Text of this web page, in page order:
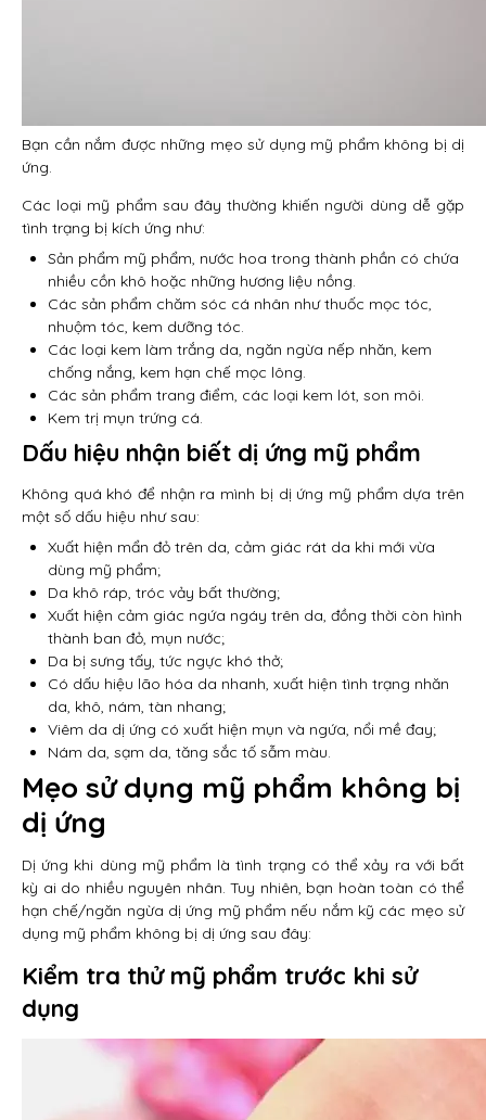
Bạn cần nắm được những mẹo sử dụng mỹ phẩm không bị dị
ứng.
Các loại mỹ phẩm sau đây thường khiến người dùng dễ gặp
tình trạng bị kích ứng như:
Sản phẩm mỹ phẩm, nước hoa trong thành phần có chứa
nhiều cồn khô hoặc những hương liệu nồng.
Các sản phẩm chăm sóc cá nhân như thuốc mọc tóc,
nhuộm tóc, kem dưỡng tóc.
Các loại kem làm trắng da, ngăn ngừa nếp nhăn, kem
chống nắng, kem hạn chế mọc lông.
Các sản phẩm trang điểm, các loại kem lót, son môi.
Kem trị mụn trứng cá.
Dấu hiệu nhận biết dị ứng mỹ phẩm
Không quá khó để nhận ra mình bị dị ứng mỹ phẩm dựa trên
một số dấu hiệu như sau:
Xuất hiện mẩn đỏ trên da, cảm giác rát da khi mới vừa
dùng mỹ phẩm;
Da khô ráp, tróc vảy bất thường;
Xuất hiện cảm giác ngứa ngáy trên da, đồng thời còn hình
thành ban đỏ, mụn nước;
Da bị sưng tấy, tức ngực khó thở;
Có dấu hiệu lão hóa da nhanh, xuất hiện tình trạng nhăn
da, khô, nám, tàn nhang;
Viêm da dị ứng có xuất hiện mụn và ngứa, nổi mề đay;
Nám da, sạm da, tăng sắc tố sẫm màu.
Mẹo sử dụng mỹ phẩm không bị
dị ứng
Dị ứng khi dùng mỹ phẩm là tình trạng có thể xảy ra với bất
kỳ ai do nhiều nguyên nhân. Tuy nhiên, bạn hoàn toàn có thể
hạn chế/ngăn ngừa dị ứng mỹ phẩm nếu nắm kỹ các mẹo sử
dụng mỹ phẩm không bị dị ứng sau đây:
Kiểm tra thử mỹ phẩm trước khi sử
dụng